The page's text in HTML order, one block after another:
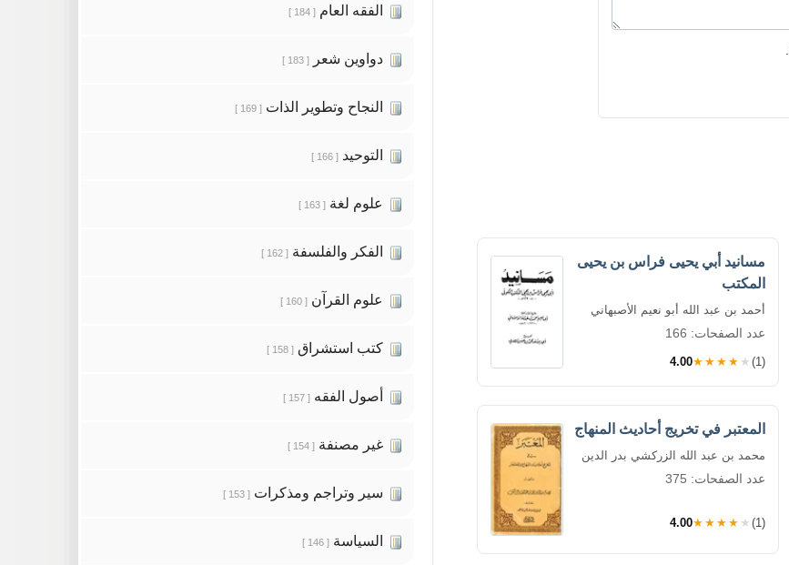
مسانيد أبي يحيى فراس بن يحيى
المكتب
أحمد بن عبد الله أبو نعيم الأصبهاني
عدد الصفحات: 166
4.00★★★★★ (1)
المعتبر في تخريج أحاديث المنهاج
محمد بن عبد الله الزركشي بدر الدين
عدد الصفحات: 375
4.00★★★★★ (1)
الفقه العام [ 184 ]
دواوين شعر [ 183 ]
النجاح وتطوير الذات [ 169 ]
التوحيد [ 166 ]
علوم لغة [ 163 ]
الفكر والفلسفة [ 162 ]
علوم القرآن [ 160 ]
كتب استشراق [ 158 ]
أصول الفقه [ 157 ]
غير مصنفة [ 154 ]
سير وتراجم ومذكرات [ 153 ]
السياسة [ 146 ]